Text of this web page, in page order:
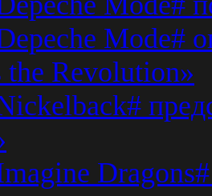
Mode#
the Revolution»